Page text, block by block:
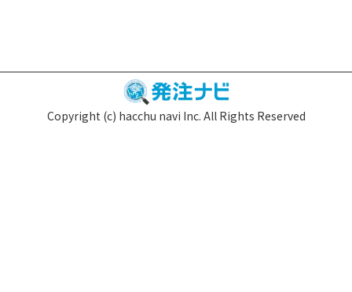
Copyright (c) hacchu navi Inc. All Rights Reserved